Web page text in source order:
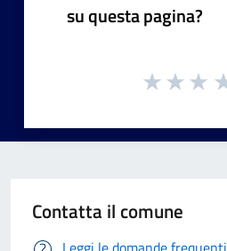
su questa pagina?
Contatta il comune